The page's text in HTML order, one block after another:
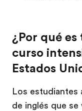
¿Por qué
curso
Estados
Los estudiantes
de inglés que